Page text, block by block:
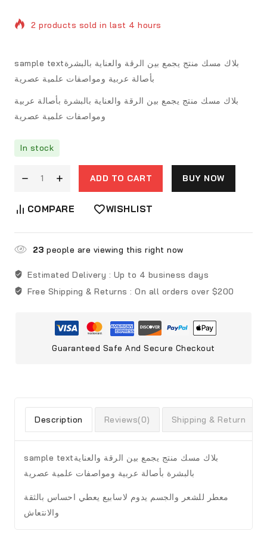
2 products sold in last 4 hours
sample textبلاك مسك منتج يجمع بين الرقة والعناية بالبشرة
بأصالة عربية ومواصفات علمية عصرية
بلاك مسك منتج يجمع بين الرقة والعناية بالبشرة بأصالة عربية
ومواصفات علمية عصرية
In stock
ADD TO CART BUY NOW
COMPARE WISHLIST
23 people are viewing this right now
Estimated Delivery : Up to 4 business days
Free Shipping & Returns : On all orders over $200
Guaranteed Safe And Secure Checkout
Description Reviews(0) Shipping & Return
sample textبلاك مسك منتج يجمع بين الرقة والعناية
بالبشرة بأصالة عربية ومواصفات علمية عصرية
معطر للشعر والجسم يدوم لاسابيع يعطي احساس بالثقة
والانتعاش